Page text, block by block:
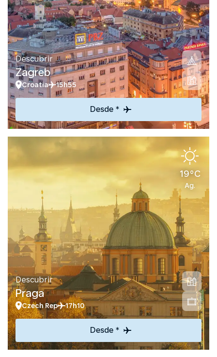
Descubrir
Zagreb
Croatia 15h55
Desde *
19°C
Ag.
Descubrir
Praga
Czech Rep 17h10
Desde *